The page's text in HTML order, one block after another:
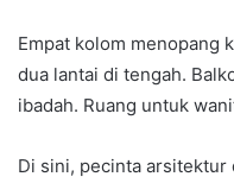
Empat kolom menopang
dua lantai di tengah.
ibadah. Ruang untuk
Di sini, pecinta arsitektur